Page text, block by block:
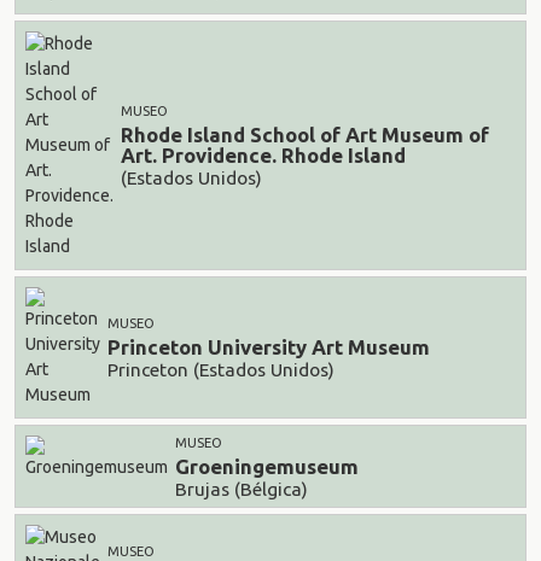
MUSEO
Rhode Island School of Art Museum of
Art. Providence. Rhode Island
(Estados Unidos)
MUSEO
Princeton University Art Museum
Princeton (Estados Unidos)
MUSEO
Groeningemuseum
Brujas (Bélgica)
MUSEO